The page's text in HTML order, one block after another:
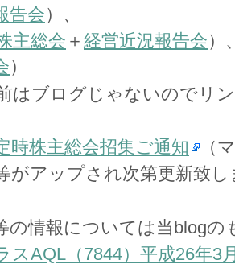
告会）、
主総会 ＋ 経営近況報告会）
）
はブログじゃないのでリ
時株主総会招集ご通知
（
がアップされ次第更新致し
の情報については当blogの
スAQL（7844）平成26年3